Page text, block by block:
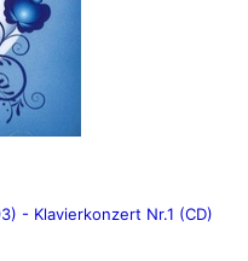
- Klavierkonzert Nr.1 (CD)